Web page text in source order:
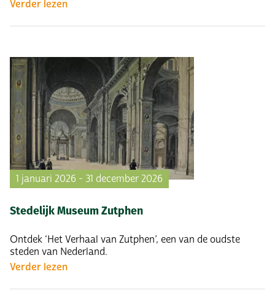
Verder lezen
1 januari 2026 - 31 december 2026
Stedelijk Museum Zutphen
Ontdek ‘Het Verhaal van Zutphen’, een van de oudste
steden van Nederland.
Verder lezen